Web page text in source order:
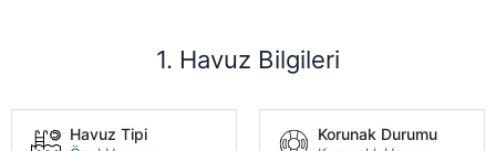
1. Havuz Bilgileri
Havuz Tipi Korunak Durumu